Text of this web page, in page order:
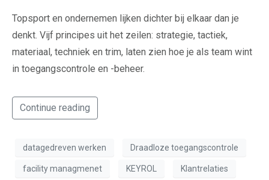
Topsport en ondernemen lijken dichter bij elkaar dan je
denkt. Vijf principes uit het zeilen: strategie, tactiek,
materiaal, techniek en trim, laten zien hoe je als team wint
in toegangscontrole en -beheer.
Continue reading
datagedreven werken Draadloze toegangscontrole
facility managmenet KEYROL Klantrelaties